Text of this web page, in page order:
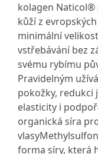
kolagen
kůží z
minimální
vstřebávání bez
svému rybímu
Pravidelným
pokožky, redukci
elasticity i
organická síra
forma síry, která